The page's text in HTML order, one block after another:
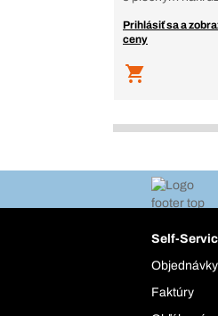
Prihlásiť sa a
ceny
Self-
Objednávky
Faktúry